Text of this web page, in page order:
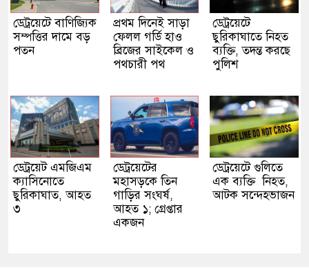
ডেট্রয়েটে বাণিজ্যিক
সম্পত্তির দামে বড়
পতন
প্রথম দিনেই সাড়া
ফেলল গর্ডি হাও
ব্রিজের সাইকেল ও
পথচারী পথ
ডেট্রয়েটে
ছুরিকাঘাতে নিহত
ব্যক্তি, তদন্ত করছে
পুলিশ
ডেট্রয়েট এমজিএম
ক্যাসিনোতে
ছুরিকাঘাত, আহত
৩
ডেট্রয়েটের
মহাসড়কে তিন
গাড়ির সংঘর্ষ,
আহত ১; গ্রেপ্তার
একজন
ডেট্রয়েটে গুলিতে
এক ব্যক্তি নিহত,
আটক সন্দেহভাজন